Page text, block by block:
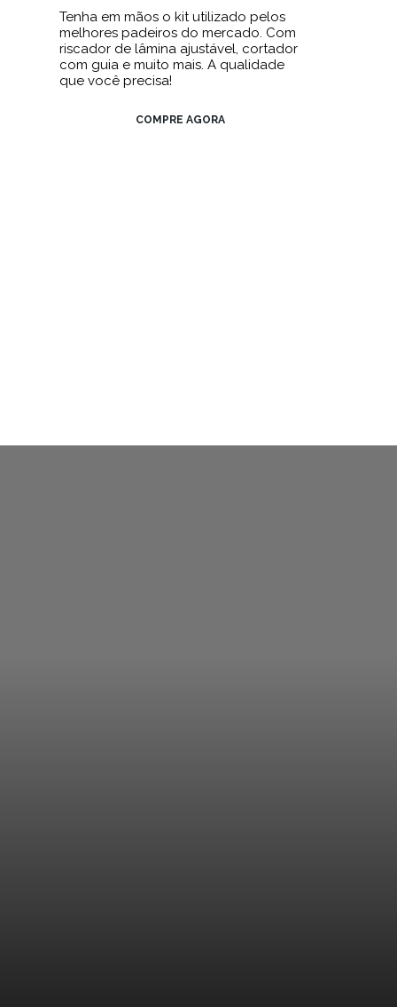
Tenha em mãos o kit utilizado pelos
melhores padeiros do mercado. Com
riscador de lâmina ajustável, cortador
com guia e muito mais. A qualidade
que você precisa!
COMPRE AGORA